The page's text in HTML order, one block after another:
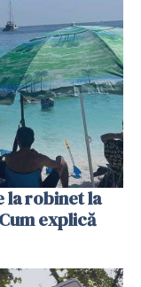
la robinet la
explică